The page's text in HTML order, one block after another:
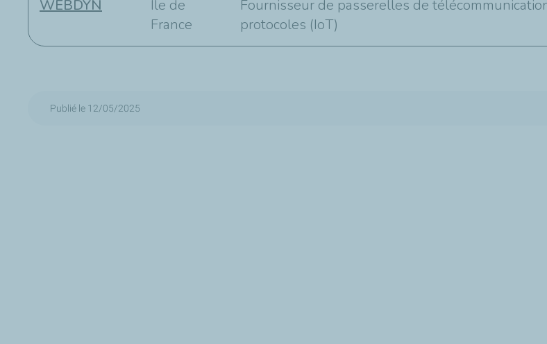
WEBDYN
Ile de
France
Fournisseur de passerelles de
protocoles (IoT)
Publié le 12/05/2025